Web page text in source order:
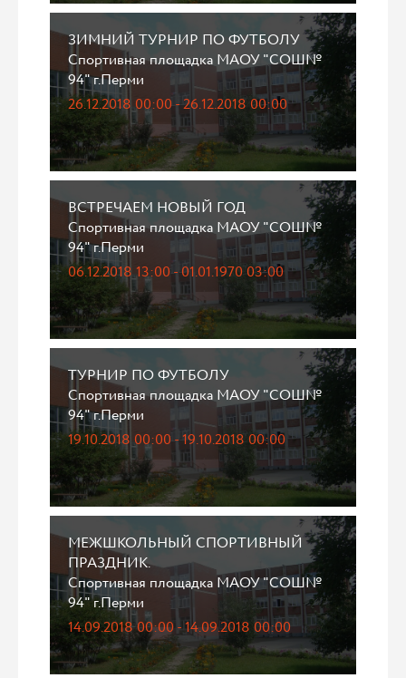
ЗИМНИЙ ТУРНИР ПО ФУТБОЛУ
Спортивная площадка МАОУ "СОШ№
94" г.Перми
26.12.2018 00:00 - 26.12.2018 00:00
ВСТРЕЧАЕМ НОВЫЙ ГОД
Спортивная площадка МАОУ "СОШ№
94" г.Перми
06.12.2018 13:00 - 01.01.1970 03:00
ТУРНИР ПО ФУТБОЛУ
Спортивная площадка МАОУ "СОШ№
94" г.Перми
19.10.2018 00:00 - 19.10.2018 00:00
МЕЖШКОЛЬНЫЙ СПОРТИВНЫЙ
ПРАЗДНИК.
Спортивная площадка МАОУ "СОШ№
94" г.Перми
14.09.2018 00:00 - 14.09.2018 00:00